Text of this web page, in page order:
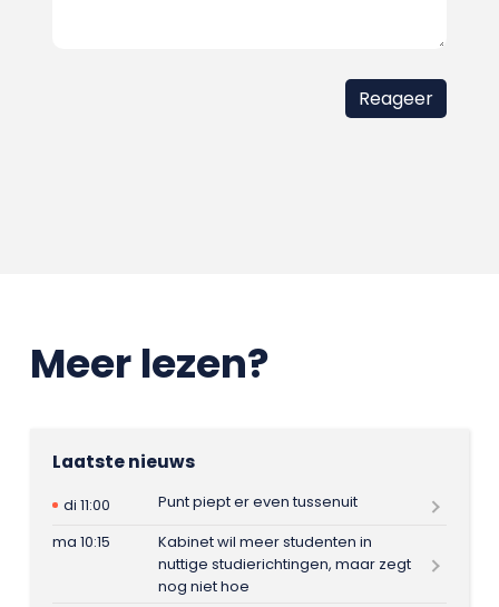
Meer lezen?
Laatste nieuws
di 11:00
Punt piept er even tussenuit
ma 10:15
Kabinet wil meer studenten in
nuttige studierichtingen, maar zegt
nog niet hoe